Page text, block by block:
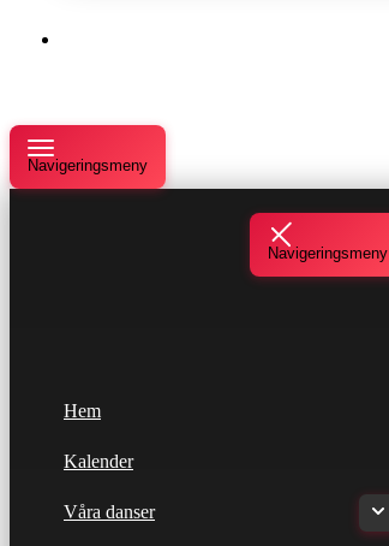
Navigeringsmeny
Navigeringsmeny
Hem
Kalender
Våra danser